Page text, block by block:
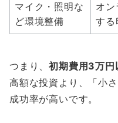
マイク・照明な
ど環境整備
オン
する
つまり、初期費用3万円
高額な投資より、「小
成功率が高いです。